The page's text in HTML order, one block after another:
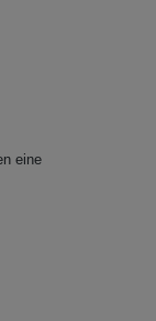
eine